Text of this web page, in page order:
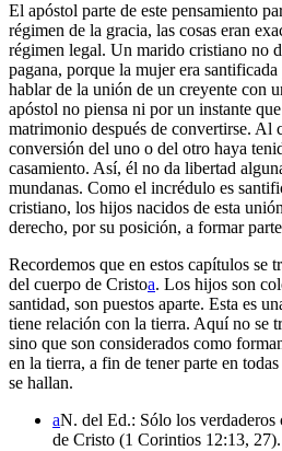
El apóstol parte de este pensamiento
régimen de la gracia, las cosas eran
régimen legal. Un marido cristiano no
pagana, porque la mujer era
hablar de la unión de un creyente con
apóstol no piensa ni por un instante
matrimonio después de convertirse. Al
conversión del uno o del otro haya
casamiento. Así, él no da libertad
mundanas. Como el incrédulo es
cristiano, los hijos nacidos de esta
derecho, por su posición, a formar
Recordemos que en estos capítulos se
del cuerpo de Cristoa. Los hijos son
santidad, son puestos aparte. Esta es
tiene relación con la tierra. Aquí no se
sino que son considerados como
en la tierra, a fin de tener parte en
se hallan.
aN. del Ed.: Sólo los verdaderos
de Cristo (1 Corintios 12:13, 27).